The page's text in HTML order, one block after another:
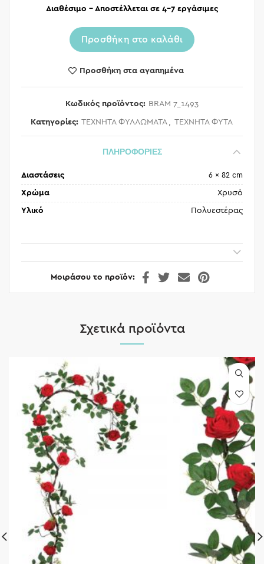
Διαθέσιμο – Αποστέλλεται σε 4-7 εργάσιμες
Προσθήκη στο καλάθι
Προσθήκη στα αγαπημένα
Κωδικός προϊόντος: BRAM 7_1493
Κατηγορίες: ΤΕΧΝΗΤΑ ΦΥΛΛΩΜΑΤΑ , ΤΕΧΝΗΤΑ ΦΥΤΑ
ΠΛΗΡΟΦΟΡΙΕΣ
Διαστάσεις 6 × 82 cm
Χρώμα Χρυσό
Υλικό Πολυεστέρας
Μοιράσου το προϊόν
Σχετικά προϊόντα